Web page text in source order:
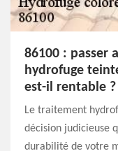
86100 : passer
hydrofuge
est-il rentable ?
Le traitement
décision judicieuse
durabilité de votre